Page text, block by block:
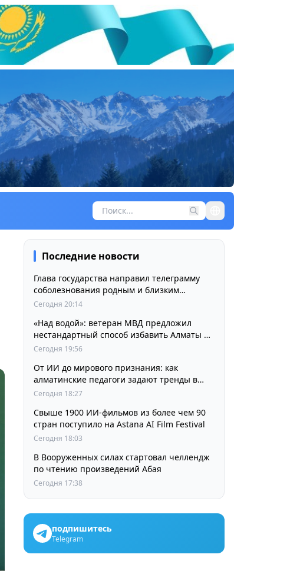
Последние новости
Глава государства направил телеграмму
соболезнования родным и близким
выдающегося кинорежиссера Ардака
Сегодня 20:14
«Над водой»: ветеран МВД предложил
нестандартный способ избавить Алматы от
пробок и смога
Сегодня 19:56
От ИИ до мирового признания: как
алматинские педагоги задают тренды в
изучении языков
Сегодня 18:27
Свыше 1900 ИИ-фильмов из более чем 90
стран поступило на Astana AI Film Festival
Сегодня 18:03
В Вооруженных силах стартовал челлендж
по чтению произведений Абая
Сегодня 17:38
подпишитесь
Telegram